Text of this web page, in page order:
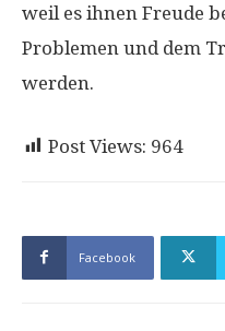
weil es ihnen Freude
Problemen und dem
werden.
Post Views: 964
Facebook